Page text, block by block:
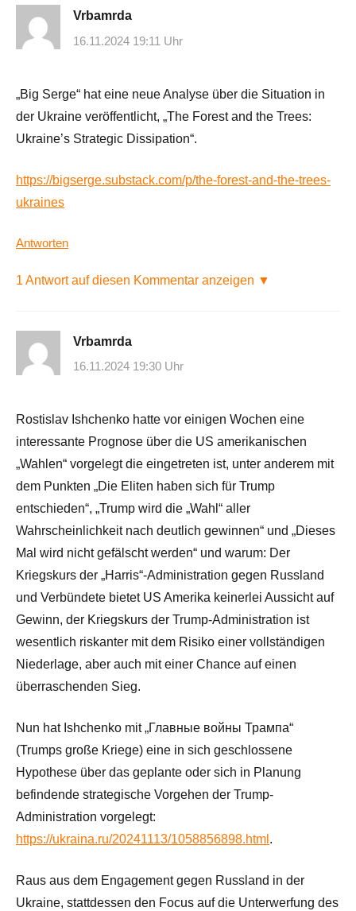
Vrbamrda
16.11.2024 19:11 Uhr
„Big Serge“ hat eine neue Analyse über die Situation in
der Ukraine veröffentlicht, „The Forest and the Trees:
Ukraine’s Strategic Dissipation“.
https://bigserge.substack.com/p/the-forest-and-the-trees-
ukraines
Antworten
1 Antwort auf diesen Kommentar anzeigen ▼
Vrbamrda
16.11.2024 19:30 Uhr
Rostislav Ishchenko hatte vor einigen Wochen eine
interessante Prognose über die US amerikanischen
„Wahlen“ vorgelegt die eingetreten ist, unter anderem mit
dem Punkten „Die Eliten haben sich für Trump
entschieden“, „Trump wird die „Wahl“ aller
Wahrscheinlichkeit nach deutlich gewinnen“ und „Dieses
Mal wird nicht gefälscht werden“ und warum: Der
Kriegskurs der „Harris“-Administration gegen Russland
und Verbündete bietet US Amerika keinerlei Aussicht auf
Gewinn, der Kriegskurs der Trump-Administration ist
wesentlich riskanter mit dem Risiko einer vollständigen
Niederlage, aber auch mit einer Chance auf einen
überraschenden Sieg.
Nun hat Ishchenko mit „Главные войны Трампа“
(Trumps große Kriege) eine in sich geschlossene
Hypothese über das geplante oder sich in Planung
befindende strategische Vorgehen der Trump-
Administration vorgelegt:
https://ukraina.ru/20241113/1058856898.html .
Raus aus dem Engagement gegen Russland in der
Ukraine, stattdessen den Focus auf die Unterwerfung des